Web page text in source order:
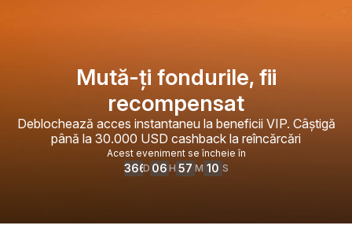
Mută-ți fondurile, fii
recompensat
Deblochează acces instantaneu la beneficii VIP. Câștigă
până la 30.000 USD cashback la reîncărcări
Acest eveniment se încheie în
366D 06 H 57 M 10 S